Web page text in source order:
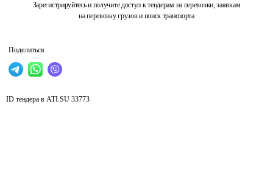
Зарегистрируйтесь и получите доступ к тендерам на перевозки, заявкам
на перевозку грузов и поиск транспорта
Поделиться
ID тендера в ATI.SU 33773